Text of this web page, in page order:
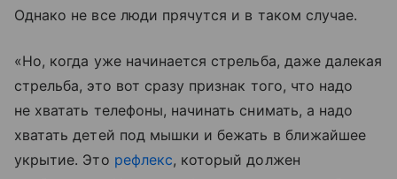
Однако не все люди прячутся и в таком случае.
«Но, когда уже начинается стрельба, даже далекая
стрельба, это вот сразу признак того, что надо
не хватать телефоны, начинать снимать, а надо
хватать детей под мышки и бежать в ближайшее
укрытие. Это рефлекс, который должен